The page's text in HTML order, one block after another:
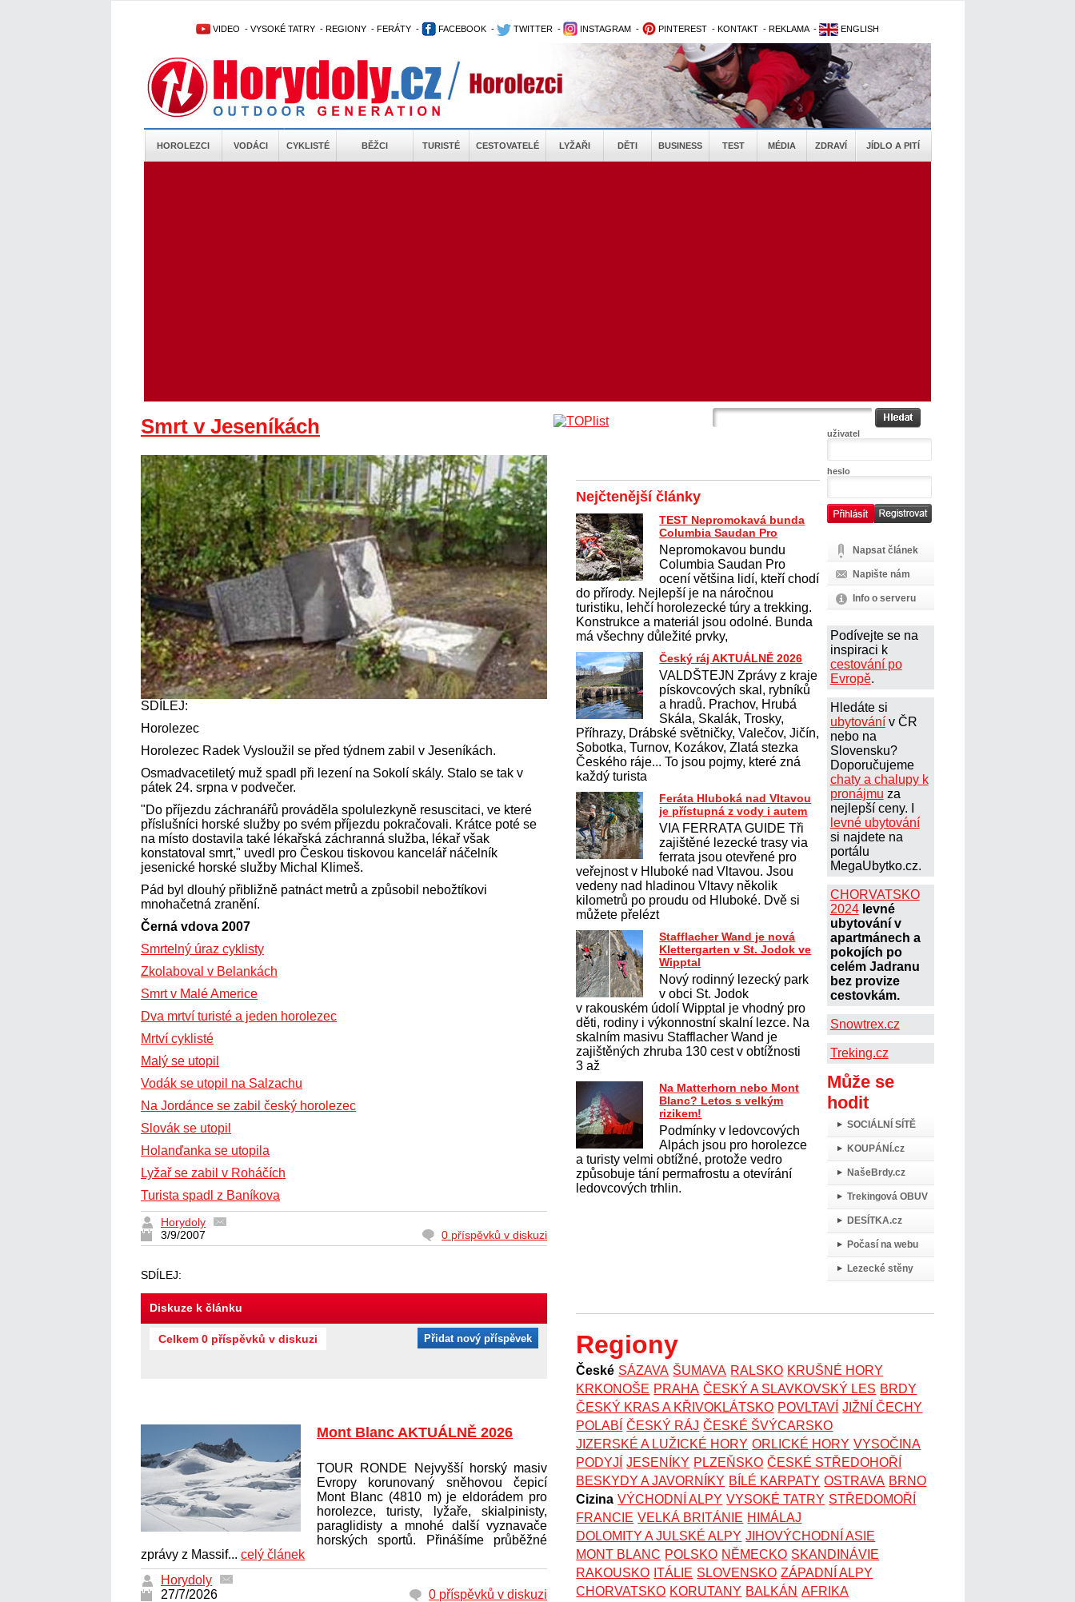
VIDEO - VYSOKÉ TATRY - REGIONY - FERÁTY - FACEBOOK - TWITTER - INSTAGRAM - PINTEREST - KONTAKT - REKLAMA - ENGLISH
HOROLEZCI VODÁCI CYKLISTÉ BĚŽCI TURISTÉ CESTOVATELÉ LYŽAŘI DĚTI BUSINESS TEST MÉDIA ZDRAVÍ JÍDLO A PITÍ
Smrt v Jeseníkách
SDÍLEJ:
Horolezec
Horolezec Radek Vysloužil se před týdnem zabil v Jeseníkách.
Osmadvacetiletý muž spadl při lezení na Sokolí skály. Stalo se tak v
pátek 24. srpna v podvečer.
"Do příjezdu záchranářů prováděla spolulezkyně resuscitaci, ve které
příslušníci horské služby po svém příjezdu pokračovali. Krátce poté se
na místo dostavila také lékařská záchranná služba, lékař však
konstatoval smrt," uvedl pro Českou tiskovou kancelář náčelník
jesenické horské služby Michal Klimeš.
Pád byl dlouhý přibližně patnáct metrů a způsobil nebožtíkovi
mnohačetná zranění.
Černá vdova 2007
Smrtelný úraz cyklisty
Zkolaboval v Belankách
Smrt v Malé Americe
Dva mrtví turisté a jeden horolezec
Mrtví cyklisté
Malý se utopil
Vodák se utopil na Salzachu
Na Jordánce se zabil český horolezec
Slovák se utopil
Holanďanka se utopila
Lyžař se zabil v Roháčích
Turista spadl z Baníkova
Horydoly
3/9/2007
0 příspěvků v diskuzi
SDÍLEJ:
Diskuze k článku
Celkem 0 příspěvků v diskuzi Přidat nový příspěvek
Mont Blanc AKTUÁLNĚ 2026
TOUR RONDE Nejvyšší horský masiv
Evropy korunovaný sněhovou čepicí
Mont Blanc (4810 m) je eldorádem pro
horolezce, turisty, lyžaře, skialpinisty,
paraglidisty a mnohé další vyznavače
horských sportů. Přinášíme průběžné
zprávy z Massif... celý článek
Horydoly
27/7/2026
0 příspěvků v diskuzi
uživatel
heslo
Napsat článek
Napište nám
Info o serveru
Podívejte se na
inspiraci k
cestování po
Evropě.
Hledáte si
ubytovánív ČR
nebo na
Slovensku?
Doporučujeme
chaty a chalupy k
pronájmu za
nejlepší ceny. I
levné ubytování
si najdete na
portálu
MegaUbytko.cz.
CHORVATSKO
2024 levné
ubytování v
apartmánech a
pokojích po
celém Jadranu
bez provize
cestovkám.
Snowtrex.cz
Treking.cz
Může se
hodit
SOCIÁLNÍ SÍTĚ
KOUPÁNÍ.cz
NašeBrdy.cz
Trekingová OBUV
DESÍTKA.cz
Počasí na webu
Lezecké stěny
Nejčtenější články
TEST Nepromokavá bunda
Columbia Saudan Pro
Nepromokavou bundu
Columbia Saudan Pro
ocení většina lidí, kteří chodí
do přírody. Nejlepší je na náročnou
turistiku, lehčí horolezecké túry a trekking.
Konstrukce a materiál jsou odolné. Bunda
má všechny důležité prvky,
Český ráj AKTUÁLNĚ 2026
VALDŠTEJN Zprávy z kraje
pískovcových skal, rybníků
a hradů. Prachov, Hrubá
Skála, Skalák, Trosky,
Příhrazy, Drábské světničky, Valečov, Jičín,
Sobotka, Turnov, Kozákov, Zlatá stezka
Českého ráje... To jsou pojmy, které zná
každý turista
Feráta Hluboká nad Vltavou
je přístupná z vody i autem
VIA FERRATA GUIDE Tři
zajištěné lezecké trasy via
ferrata jsou otevřené pro
veřejnost v Hluboké nad Vltavou. Jsou
vedeny nad hladinou Vltavy několik
kilometrů po proudu od Hluboké. Dvě si
můžete přelézt
Stafflacher Wand je nová
Klettergarten v St. Jodok ve
Wipptal
Nový rodinný lezecký park
v obci St. Jodok
v rakouském údolí Wipptal je vhodný pro
děti, rodiny i výkonnostní skalní lezce. Na
skalním masivu Stafflacher Wand je
zajištěných zhruba 130 cest v obtížnosti
3 až
Na Matterhorn nebo Mont
Blanc? Letos s velkým
rizikem!
Podmínky v ledovcových
Alpách jsou pro horolezce
a turisty velmi obtížné, protože vedro
způsobuje tání permafrostu a otevírání
ledovcových trhlin.
Regiony
České SÁZAVA ŠUMAVA RALSKO KRUŠNÉ HORY
KRKONOŠE PRAHA ČESKÝ A SLAVKOVSKÝ LES BRDY
ČESKÝ KRAS A KŘIVOKLÁTSKO POVLTAVÍ JIŽNÍ ČECHY
POLABÍ
ČESKÝ RÁJ ČESKÉ ŠVÝCARSKO
JIZERSKÉ A LUŽICKÉ HORY ORLICKÉ HORY VYSOČINA
PODYJÍ
JESENÍKY PLZEŇSKO ČESKÉ STŘEDOHOŘÍ
BESKYDY A JAVORNÍKY BÍLÉ KARPATY OSTRAVA BRNO
Cizina VÝCHODNÍ ALPY VYSOKÉ TATRY STŘEDOMOŘÍ
FRANCIE VELKÁ BRITÁNIE HIMÁLAJ
DOLOMITY A JULSKÉ ALPY JIHOVÝCHODNÍ ASIE
MONT BLANC POLSKO NĚMECKO SKANDINÁVIE
RAKOUSKO ITÁLIE SLOVENSKO ZÁPADNÍ ALPY
CHORVATSKO KORUTANY BALKÁN AFRIKA